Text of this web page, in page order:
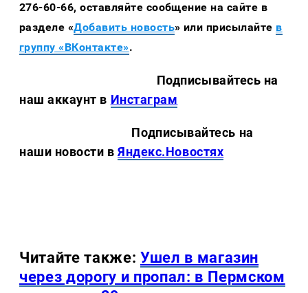
276-60-66, оставляйте сообщение на сайте в
разделе «Добавить новость» или присылайте в
группу «ВКонтакте».
Подписывайтесь на
наш аккаунт в Инстаграм
Подписывайтесь на
наши новости вЯндекс.Новостях
Читайте также: Ушел в магазин
через дорогу и пропал: в Пермском